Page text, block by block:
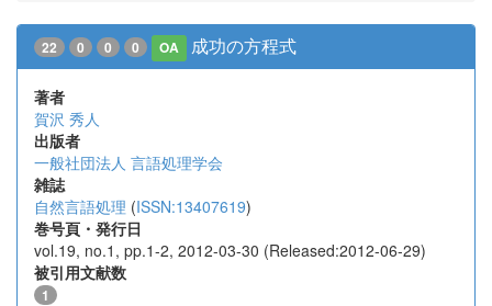
22 0 0 0 OA 成功の方程式
著者
賀沢 秀人
出版者
一般社団法人 言語処理学会
雑誌
自然言語処理 (ISSN:13407619)
巻号頁・発行日
vol.19, no.1, pp.1-2, 2012-03-30 (Released:2012-06-29)
被引用文献数
1